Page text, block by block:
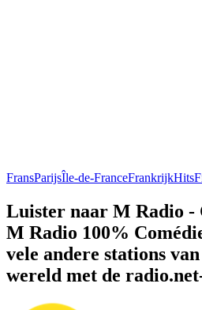
FransParijsÎle-de-FranceFrankrijkHits
Luister naar M Radio -
M Radio 100%
vele andere stations
wereld met de